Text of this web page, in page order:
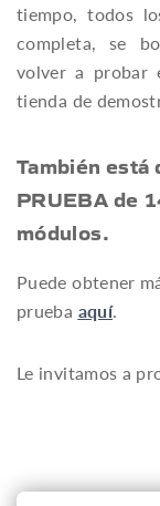
tiempo, todos
completa, se
volver a probar
tienda de
También está
PRUEBA de
módulos.
Puede obtener
prueba aquí.
Le invitamos a